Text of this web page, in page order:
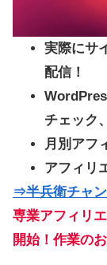
実際にサ
配信！
チェック
月別アフ
アフィリ
⇒半兵衛チャ
専業アフィリ
開始！作業の